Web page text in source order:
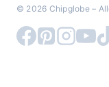
© 2026 Chipglobe –